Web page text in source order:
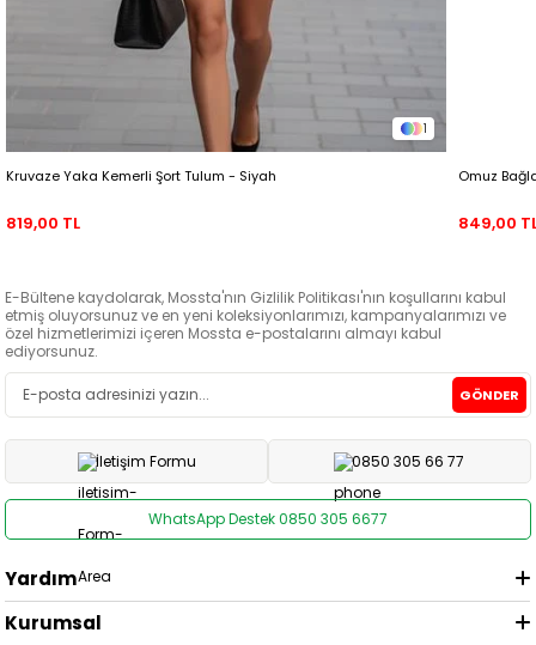
1
Kruvaze Yaka Kemerli Şort Tulum - Siyah
819,00 TL
Omuz
849,00
E-Bültene kaydolarak, Mossta'nın Gizlilik Politikası'nın koşullarını kabul
etmiş oluyorsunuz ve en yeni koleksiyonlarımızı, kampanyalarımızı ve
özel hizmetlerimizi içeren Mossta e-postalarını almayı kabul
ediyorsunuz.
GÖNDER
İletişim Formu 0850 305 66 77
WhatsApp Destek 0850 305 6677
Yardım
Kurumsal